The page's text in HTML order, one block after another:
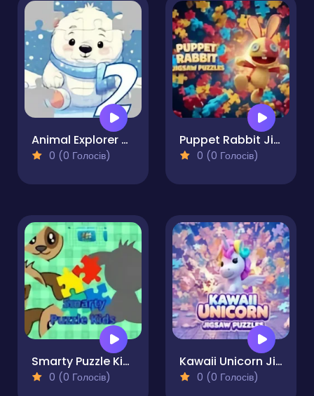
Animal Explorer 2 Puzzle Game
0 (0 Голосів)
Puppet Rabbit Jigsaw Puzzles
0 (0 Голосів)
Smarty Puzzle Kids
0 (0 Голосів)
Kawaii Unicorn Jigsaw Puzzles
0 (0 Голосів)